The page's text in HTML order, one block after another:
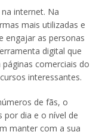
internet. Na
mais utilizadas e
engajar as personas
digital que
comerciais do
interessantes.
de fãs, o
por dia e o nível de
manter com a sua